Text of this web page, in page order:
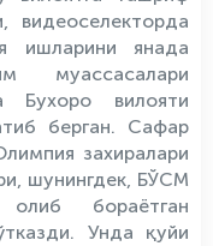
ишларини янада
муассасалари
Бухоро вилояти
берган. Сафар
захиралари
шунингдек, БЎСМ
бораётган
Унда қуйи